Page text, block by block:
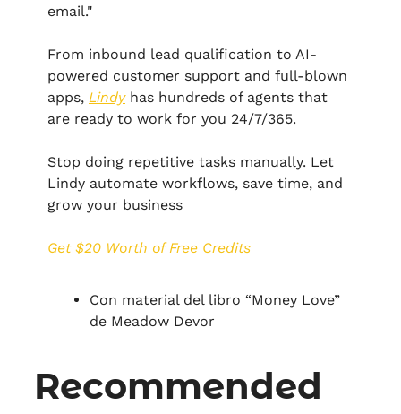
email."
From inbound lead qualification to AI-
powered customer support and full-blown
apps, Lindy has hundreds of agents that
are ready to work for you 24/7/365.
Stop doing repetitive tasks manually. Let
Lindy automate workflows, save time, and
grow your business
Get $20 Worth of Free Credits
Con material del libro “Money Love”
de Meadow Devor
Recommended